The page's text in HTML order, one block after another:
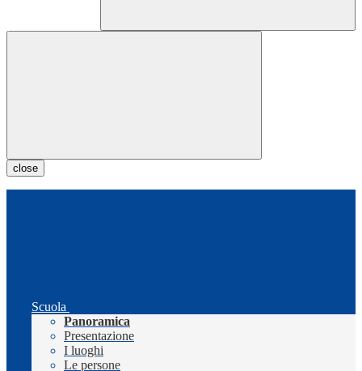
close
Scuola
Panoramica
Presentazione
I luoghi
Le persone